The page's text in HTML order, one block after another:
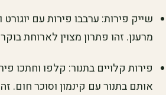
שייק פירות: ערבבו פירות עם
מרענן. זהו פתרון מצוין לארוחת
פירות קלויים בתנור: קלפו וחתכו
אותם בתנור עם קינמון וסוכר חום.